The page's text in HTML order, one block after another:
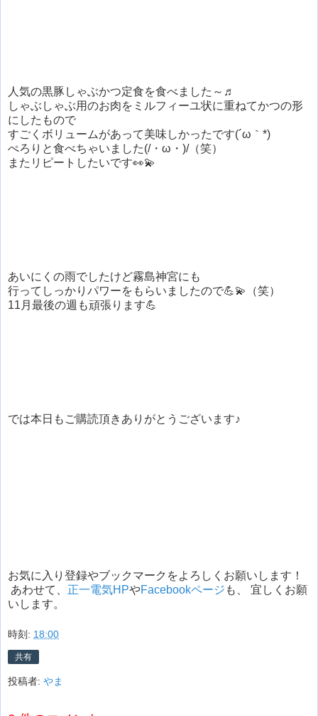
人気の黒豚しゃぶかつ定食を食べました～♬
しゃぶしゃぶ用のお肉をミルフィーユ状に重ねてかつの形
にしたもので
すごくボリュームがあって美味しかったです(´ω｀*)
ぺろりと食べちゃいました(/・ω・)/（笑）
またリピートしたいです👀💫
あいにくの雨でしたけど霧島神宮にも
行ってしっかりパワーをもらいましたので💪💫（笑）
11月最後の週も頑張ります💪
では本日もご購読頂きありがとうございます♪
お気に入り登録やブックマークをよろしくお願いします！
あわせて、 正一電気HPやFacebookページ も、 宜しくお願
いします。
時刻: 18:00
共有
投稿者: やま